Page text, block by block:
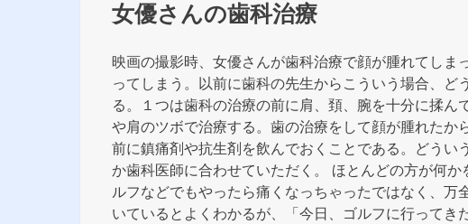
女優さんの歯科治療
映画の撮影時、女優さんが歯科治療で顔が腫れてしま
ってしまう。以前に歯科の先生からこういう場合、ど
る。１つは歯科の治療の前に肩、頚、腕を十分に揉
や肩のツボで治療する。歯の治療をして顔が腫れたか
前に鎮痛剤や抗生剤を飲んでおくことである。どうい
か歯科医師に合わせていただく。 ほとんどの方が何
ルフなどでもやったら痛くなっちゃったではなく、万
いているとよくわかるが、「今日、ゴルフに行って